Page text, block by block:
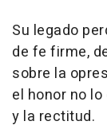
Su legado
de fe firme,
sobre la
el honor no
y la rectitud.